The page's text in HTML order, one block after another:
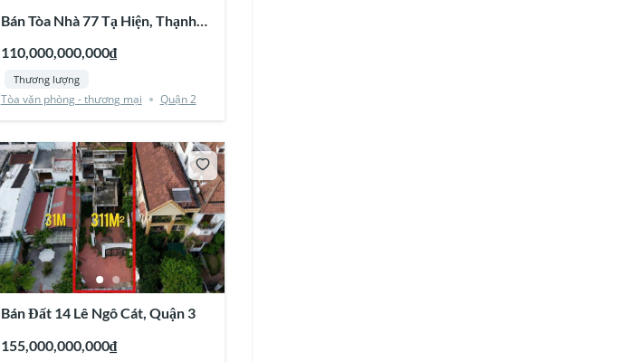
Bán Tòa Nhà 77 Tạ Hiện, Thạnh
110,000,000,000₫
Thương lượng
Tòa văn phòng - thương mại Quận 2
Bán Đất 14 Lê Ngô Cát, Quận 3
155,000,000,000₫